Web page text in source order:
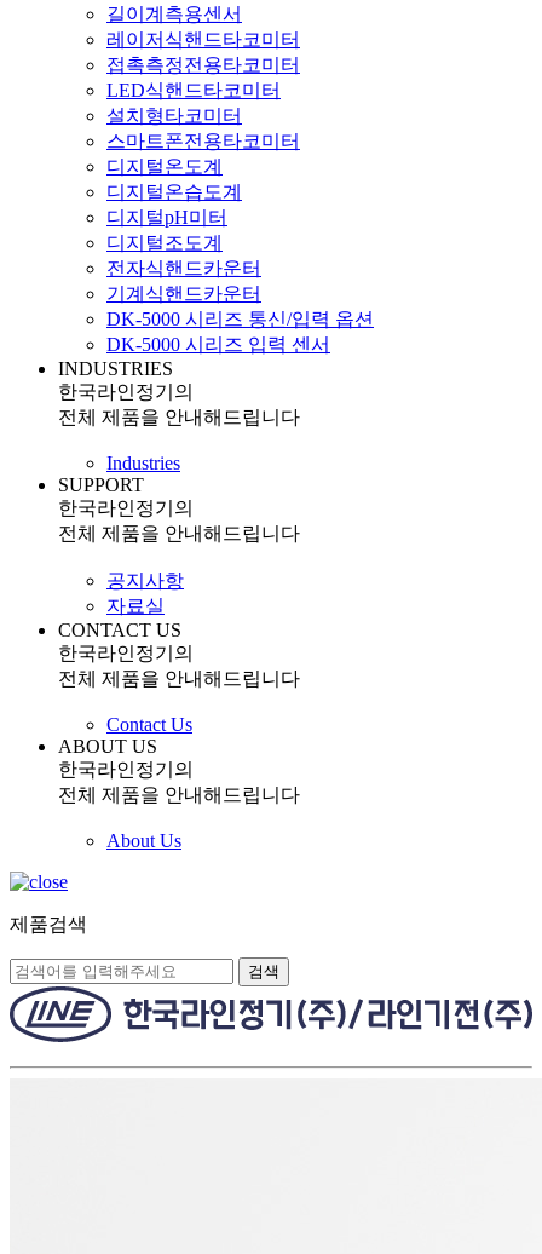
길이계측용센서
레이저식핸드타코미터
접촉측정전용타코미터
LED식핸드타코미터
설치형타코미터
스마트폰전용타코미터
디지털온도계
디지털온습도계
디지털pH미터
디지털조도계
전자식핸드카운터
기계식핸드카운터
DK-5000 시리즈 통신/입력 옵션
DK-5000 시리즈 입력 센서
INDUSTRIES
한국라인정기의
전체 제품을 안내해드립니다
Industries
SUPPORT
한국라인정기의
전체 제품을 안내해드립니다
공지사항
자료실
CONTACT US
한국라인정기의
전체 제품을 안내해드립니다
Contact Us
ABOUT US
한국라인정기의
전체 제품을 안내해드립니다
About Us
제품검색
검색